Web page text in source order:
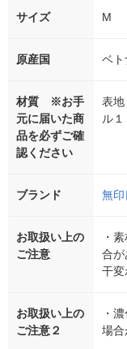
サイズ M
原産国 ベト
材質 ※お手
元に届いた商
品を必ずご確
認ください
表
ル
ブランド 無印
お取扱い上の
ご注意
・
合が
干変
お取扱い上の
ご注意２
・
場合